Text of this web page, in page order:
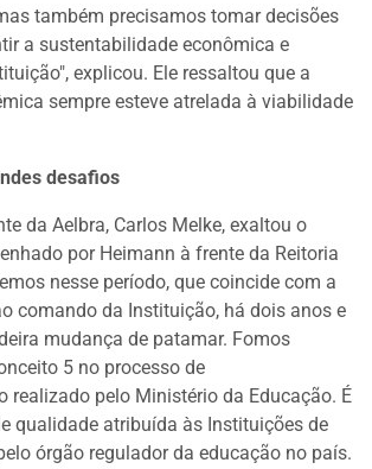
também precisamos tomar decisões
a sustentabilidade econômica e
explicou. Ele ressaltou que a
sempre esteve atrelada à viabilidade
desafios
da Aelbra, Carlos Melke, exaltou o
por Heimann à frente da Reitoria
nesse período, que coincide com a
comando da Instituição, há dois anos e
mudança de patamar. Fomos
5 no processo de
realizado pelo Ministério da Educação. É
qualidade atribuída às Instituições de
órgão regulador da educação no país.